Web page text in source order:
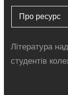
Про ресурс
Література
студентів